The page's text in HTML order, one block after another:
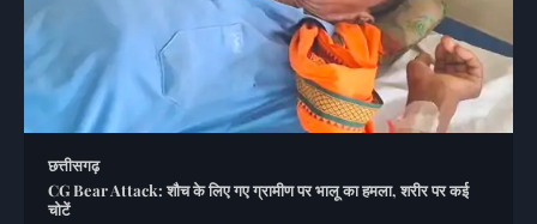
छत्तीसगढ़
CG Bear Attack: शौच के लिए गए ग्रामीण पर भालू का हमला, शरीर पर कई
चोटें